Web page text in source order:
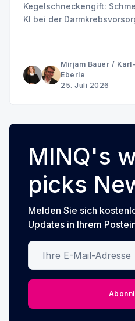
Kegelschneckengift:
KI bei der
Mirjam Bauer /
Eberle
25. Juli 2026
MINQ's
picks
Melden Sie sich
Updates in Ihrem
Ihre E-Mail-Adresse